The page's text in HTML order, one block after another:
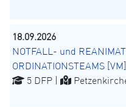
18.09.2026
NOTFALL- und
ORDINATIONSTEAMS [VM]
5 DFP |